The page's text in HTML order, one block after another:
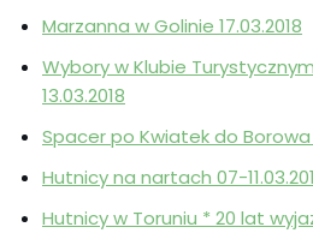
Marzanna w Golinie 17.03.2018
Wybory w Klubie
13.03.2018
Spacer po Kwiatek do Borowa
Hutnicy na nartach 07-
Hutnicy w Toruniu * 20 lat